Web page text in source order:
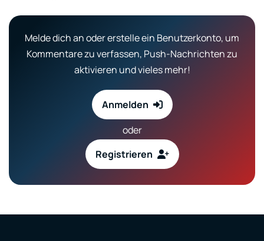
Melde dich an oder erstelle ein Benutzerkonto, um
Kommentare zu verfassen, Push-Nachrichten zu
aktivieren und vieles mehr!
Anmelden
oder
Registrieren